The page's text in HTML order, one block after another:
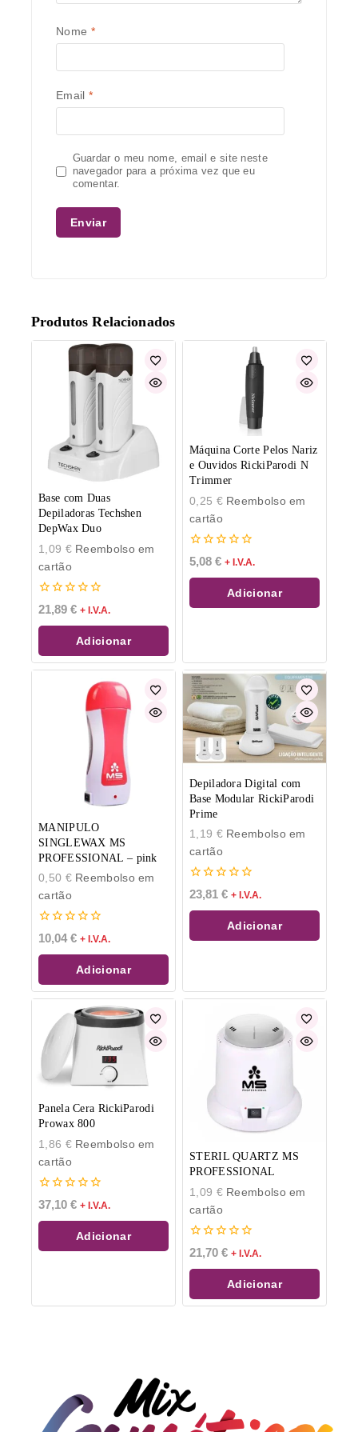
Nome *
Email *
Guardar o meu nome, email e site neste
navegador para a próxima vez que eu
comentar.
Produtos Relacionados
Base com Duas
Depiladoras Techshen
DepWax Duo
1,09 €Reembolso em
cartão
0
de
5
21,89 € + I.V.A.
Adicionar
Máquina Corte Pelos Nariz
e Ouvidos RickiParodi N
Trimmer
0,25 €Reembolso em
cartão
0
de
5
5,08 € + I.V.A.
Adicionar
MANIPULO
SINGLEWAX MS
PROFESSIONAL – pink
0,50 €Reembolso em
cartão
0
de
5
10,04€ + I.V.A.
Adicionar
Depiladora Digital com
Base Modular RickiParodi
Prime
1,19 €Reembolso em
cartão
0
de
5
23,81 € + I.V.A.
Adicionar
Panela Cera RickiParodi
Prowax 800
1,86 €Reembolso em
cartão
0
de
5
37,10 € + I.V.A.
Adicionar
STERIL QUARTZ MS
PROFESSIONAL
1,09 €Reembolso em
cartão
0
de
5
21,70 € + I.V.A.
Adicionar